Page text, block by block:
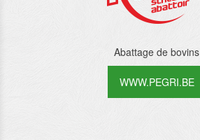
Abattage de bovins
WWW.PEGRI.BE